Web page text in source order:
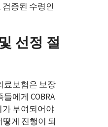
증된 수령인
선정 절
료보험은 보장
에게 COBRA
가 부여되어야
떻게 진행이 되